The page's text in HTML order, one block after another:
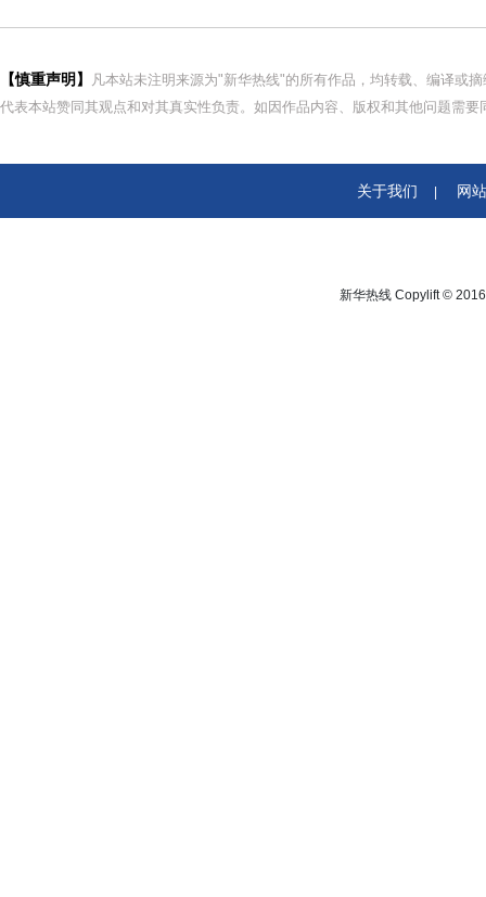
【慎重声明】
凡本站未注明来源为"新华热线"的所有作品，均转载、编译或
代表本站赞同其观点和对其真实性负责。如因作品内容、版权和其他问题需
关于我们 网
新华热线 Copylift ©